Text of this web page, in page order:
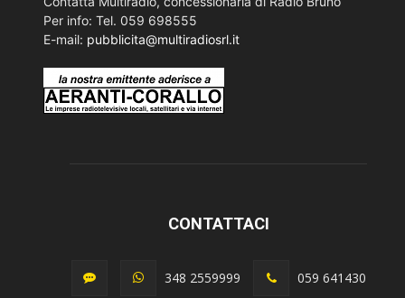
Per info: Tel. 059 698555
E-mail: pubblicita@multiradiosrl.it
CONTATTACI
348 2559999 059 641430